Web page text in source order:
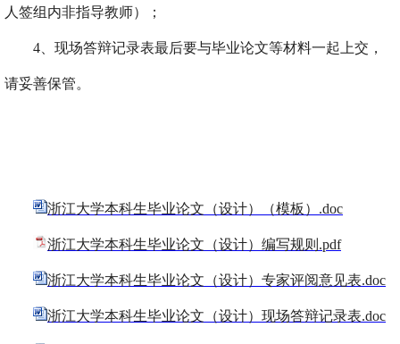
人签组内非指导教师）；
4、 现场答辩记录表最后要与毕业论文等材料一起上交，
请妥善保管。
浙江大学本科生毕业论文（设计）（模板）.doc
浙江大学本科生毕业论文（设计）编写规则.pdf
浙江大学本科生毕业论文（设计）专家评阅意见表.doc
浙江大学本科生毕业论文（设计）现场答辩记录表.doc